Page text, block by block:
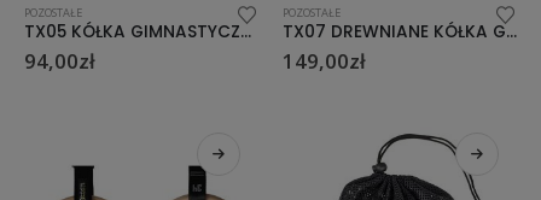
POZOSTAŁE
TX05 KÓŁKA GIMNASTYCZNE HMS
94,00zł
POZOSTAŁE
TX07 DREWNIANE KÓŁKA GIMNASTYCZNE Z MIARKĄ HMS
149,00zł